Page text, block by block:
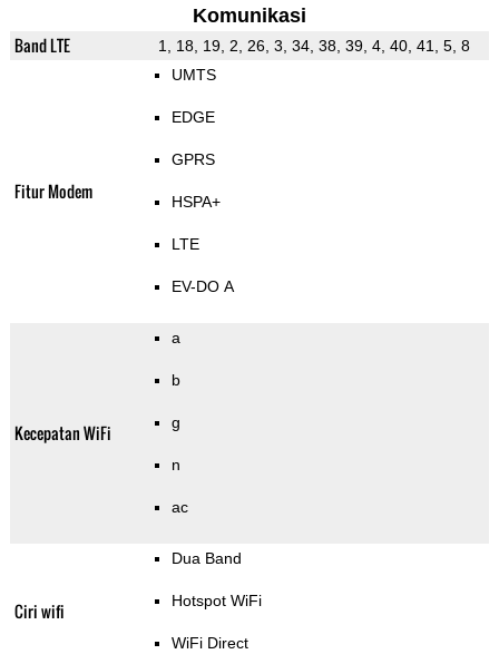
Komunikasi
Band LTE 1, 18, 19, 2, 26, 3, 34, 38, 39, 4, 40, 41, 5, 8
Fitur Modem
UMTS
EDGE
GPRS
HSPA+
LTE
EV-DO A
Kecepatan WiFi
a
b
g
n
ac
Ciri wifi
Dua Band
Hotspot WiFi
WiFi Direct